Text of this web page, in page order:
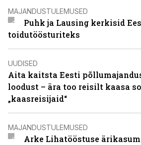
MAJANDUSTULEMUSED
Puhk ja Lausing kerkisid
toidutöösturiteks
UUDISED
Aita kaitsta Eesti
loodust – ära too reisilt kaasa
„kaasreisijaid“
MAJANDUSTULEMUSED
Arke Lihatööstuse